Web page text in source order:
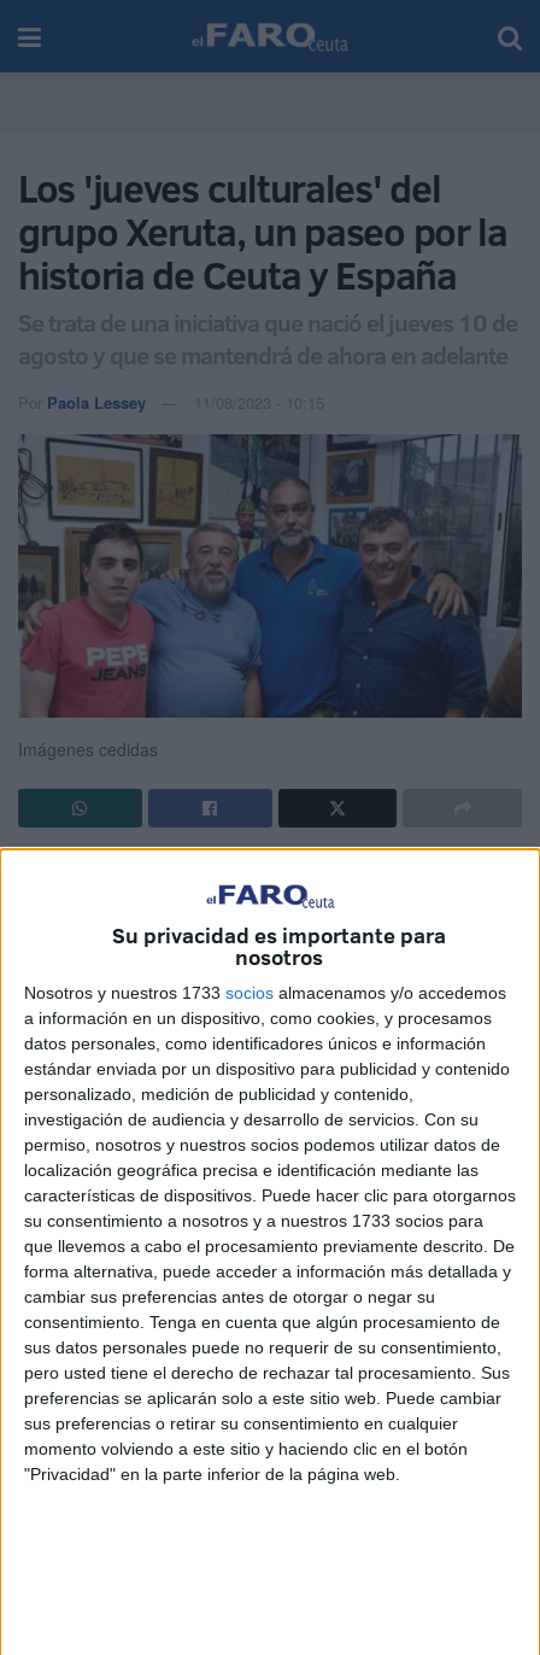
Su privacidad es importante para
nosotros
Nosotros y nuestros 1733 socios almacenamos y/o accedemos
a información en un dispositivo, como cookies, y procesamos
datos personales, como identificadores únicos e información
estándar enviada por un dispositivo para publicidad y contenido
personalizado, medición de publicidad y contenido,
investigación de audiencia y desarrollo de servicios. Con su
permiso, nosotros y nuestros socios podemos utilizar datos de
localización geográfica precisa e identificación mediante las
características de dispositivos. Puede hacer clic para otorgarnos
su consentimiento a nosotros y a nuestros 1733 socios para
que llevemos a cabo el procesamiento previamente descrito. De
forma alternativa, puede acceder a información más detallada y
cambiar sus preferencias antes de otorgar o negar su
consentimiento. Tenga en cuenta que algún procesamiento de
sus datos personales puede no requerir de su consentimiento,
pero usted tiene el derecho de rechazar tal procesamiento. Sus
preferencias se aplicarán solo a este sitio web. Puede cambiar
sus preferencias o retirar su consentimiento en cualquier
momento volviendo a este sitio y haciendo clic en el botón
"Privacidad" en la parte inferior de la página web.
Los 'jueves culturales' del
grupo Xeruta, un paseo por la
historia de Ceuta y España
Se trata de una iniciativa que nació el jueves 10 de
agosto y que se mantendrá de ahora en adelante
Por Paola Lessey 11/08/2023 - 10:15
Imágenes cedidas
que ha puesto en marchael grupo Xeruta
a quienes quieran participar unos ‘jueves culturales’ con el
objetivo de “exponer, presentar y hablar en una mesa
redonda o en una charla,hechos históricosy/o culturales
de España y de Ceuta”.
Se trata de un evento que se llevará a cabo en el local
social de la agrupación, que está ubicado en la avenida
Madrid, específicamente en el número 4 de los bloques de
la antiguaEstación del Ferrocarril.
“Estas reuniones históricas culturales se realizarán un
jueves de cada mes y en ellas podrá participar cualquier
persona interesada en la historia y la cultura”, contando
con medios audiovisuales proporcionados por el propio
Grupo Xeruta.
Durante el primer encuentro se habló de “los Laureados
del Repliegue a línea Primo de Rivera de 1924”, ha
explicado Tobías de Antón, encargado de esta primera
ponencia.